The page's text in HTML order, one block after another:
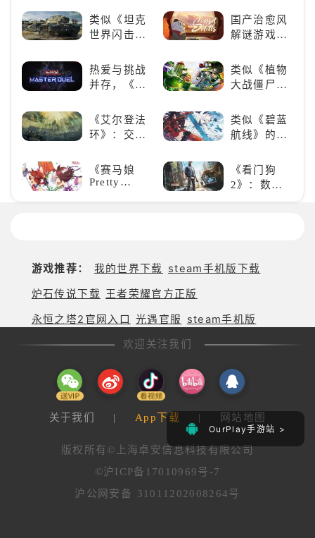
OurPlay手游站 >
的魅力
游戏盛宴与
瑕疵
类似《坦克
世界闪击
（WOTB）
的军事类游
爱的装备出
发吧！
国产治愈风
解谜游戏
丘》
热爱与挑战
并存，《游
决斗》，牌
佬都爱玩的
类似《植物
大战僵尸》
游戏，休闲
娱乐尽在手
《艾尔登法
环》：交界
奇与魂系新
巅峰
类似《碧蓝
航线》的养
养成你的梦
想！
《赛马娘
Pretty
《看门狗
2》：数字
世界的精彩
游戏推荐： 我的世界下载 steam手机版下载
炉石传说下载 王者荣耀官方正版
永恒之塔2官网入口 光遇官服
steam手机版
欢迎关注我们
关于我们 | App下载 | 网站地图
版权所有©上海卓安信息科技有限公司
©沪ICP备17010969号-7
沪公网安备 31011202008264号